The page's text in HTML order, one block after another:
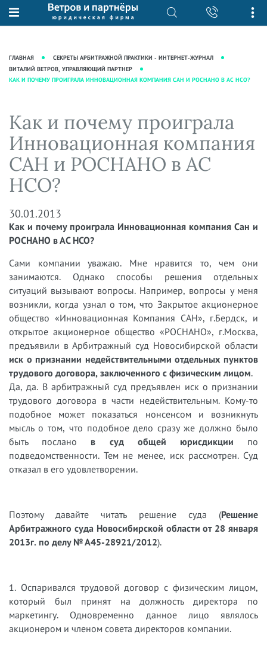
О нас
Рекомендации
фирмы
Кейсы
Вакансии
Юридические услуги
Интеллектуальная собственность
Сопровождение бизнеса
Ведение уголовных дел
Защита активов
Ведение дел о банкротстве
База знаний
Журнал "Секреты арбитражной
практики"
Статьи
Аудиоподкасты
Видеоподкасты
Справочная
Вопросы-ответы
Прямые эфиры
ГЛАВНАЯ
СЕКРЕТЫ АРБИТРАЖНОЙ ПРАКТИКИ - ИНТЕРНЕТ-ЖУРНАЛ
ВИТАЛИЙ ВЕТРОВ, УПРАВЛЯЮЩИЙ ПАРТНЕР
КАК И ПОЧЕМУ ПРОИГРАЛА ИННОВАЦИОННАЯ КОМПАНИЯ САН И РОСНАНО В АС НСО?
Как и почему проиграла
Инновационная компания
САН и РОСНАНО в АС
НСО?
30.01.2013
Как и почему проиграла Инновационная компания Сан и
РОСНАНО в АС НСО?
Сами компании уважаю. Мне нравится то, чем они
занимаются. Однако способы решения отдельных
ситуаций вызывают вопросы. Например, вопросы у меня
возникли, когда узнал о том, что Закрытое акционерное
общество «Инновационная Компания САН», г.Бердск, и
открытое акционерное общество «РОСНАНО», г.Москва,
предъявили в Арбитражный суд Новосибирской области
иск о признании недействительными отдельных пунктов
трудового договора, заключенного с физическим лицом.
Да, да. В арбитражный суд предъявлен иск о признании
трудового договора в части недействительным. Кому-то
подобное может показаться нонсенсом и возникнуть
мысль о том, что подобное дело сразу же должно было
быть послано в суд общей юрисдикции по
подведомственности. Тем не менее, иск рассмотрен. Суд
отказал в его удовлетворении.
Поэтому давайте читать решение суда (Решение
Арбитражного суда Новосибирской области от 28 января
2013г. по делу № А45-28921/2012).
1. Оспаривался трудовой договор с физическим лицом,
который был принят на должность директора по
маркетингу. Одновременно данное лицо являлось
акционером и членом совета директоров компании.